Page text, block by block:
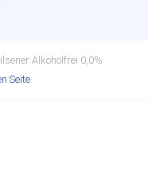
Alkoholfrei 0,0%
Seite